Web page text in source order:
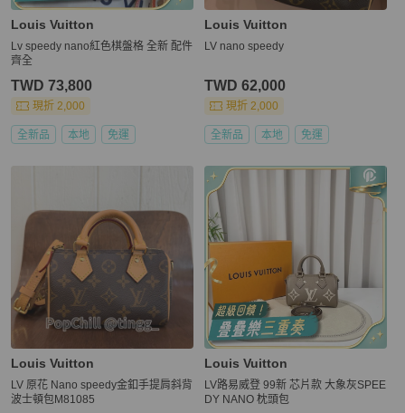
Louis Vuitton
Lv speedy nano紅色棋盤格 全新 配件
齊全
TWD 73,800
現折 2,000
全新品 本地 免運
Louis Vuitton
LV nano speedy
TWD 62,000
現折 2,000
全新品 本地 免運
Louis Vuitton
LV 原花 Nano speedy金釦手提肩斜背
波士頓包M81085
Louis Vuitton
LV路易威登 99新 芯片款 大象灰SPEE
DY NANO 枕頭包